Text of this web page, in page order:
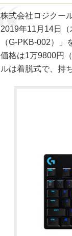
株式会社ロジクー
2019年11月14日
（G-PKB-002）
価格は1万9800円
ルは着脱式で、持